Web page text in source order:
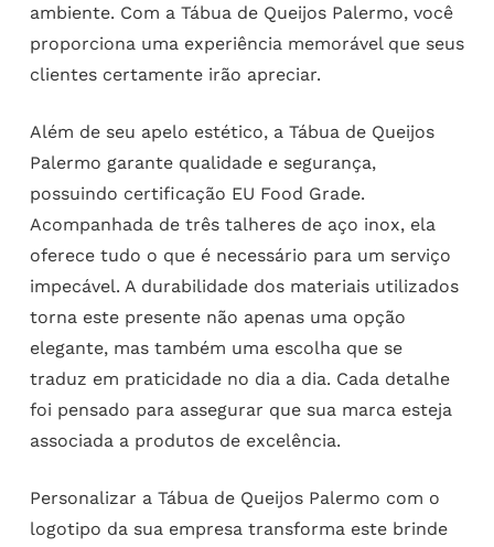
ambiente. Com a Tábua de Queijos Palermo, você
proporciona uma experiência memorável que seus
clientes certamente irão apreciar.
Além de seu apelo estético, a Tábua de Queijos
Palermo garante qualidade e segurança,
possuindo certificação EU Food Grade.
Acompanhada de três talheres de aço inox, ela
oferece tudo o que é necessário para um serviço
impecável. A durabilidade dos materiais utilizados
torna este presente não apenas uma opção
elegante, mas também uma escolha que se
traduz em praticidade no dia a dia. Cada detalhe
foi pensado para assegurar que sua marca esteja
associada a produtos de excelência.
Personalizar a Tábua de Queijos Palermo com o
logotipo da sua empresa transforma este brinde